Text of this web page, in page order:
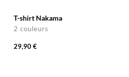
T-shirt Nakama
2 couleurs
29,90 €